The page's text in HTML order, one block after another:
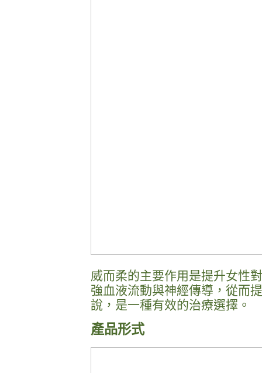
威而柔的主要作用是提升女性
強血液流動與神經傳導，從而
說，是一種有效的治療選擇。
產品形式